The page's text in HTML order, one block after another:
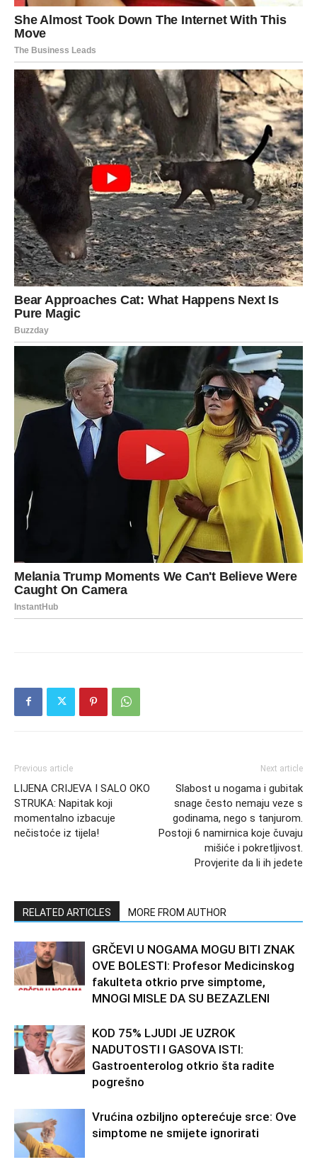
Previous article
LIJENA CRIJEVA I SALO OKO
STRUKA: Napitak koji
momentalno izbacuje
nečistoće iz tijela!
Next article
Slabost u nogama i gubitak
snage često nemaju veze s
godinama, nego s tanjurom.
Postoji 6 namirnica koje čuvaju
mišiće i pokretljivost.
Provjerite da li ih jedete
RELATED ARTICLES MORE FROM AUTHOR
GRČEVI U NOGAMA MOGU BITI ZNAK
OVE BOLESTI: Profesor Medicinskog
fakulteta otkrio prve simptome,
MNOGI MISLE DA SU BEZAZLENI
KOD 75% LJUDI JE UZROK
NADUTOSTI I GASOVA ISTI:
Gastroenterolog otkrio šta radite
pogrešno
Vrućina ozbiljno opterećuje srce: Ove
simptome ne smijete ignorirati